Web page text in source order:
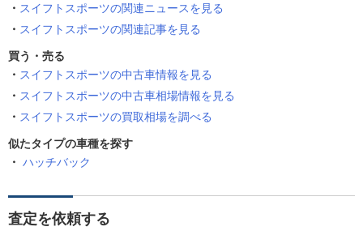
スイフトスポーツの関連ニュースを見る
スイフトスポーツの関連記事を見る
買う・売る
スイフトスポーツの中古車情報を見る
スイフトスポーツの中古車相場情報を見る
スイフトスポーツの買取相場を調べる
似たタイプの車種を探す
ハッチバック
査定を依頼する